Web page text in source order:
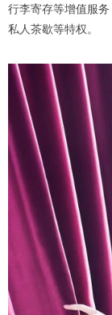
行李寄存等增值服务
私人茶歇等特权。